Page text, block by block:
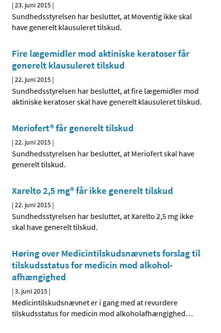
|23. juni 2015 |
Sundhedsstyrelsen har besluttet, at Moventig ikke skal
have generelt klausuleret tilskud.
Fire lægemidler mod aktiniske keratoser får
generelt klausuleret tilskud
|22. juni 2015 |
Sundhedsstyrelsen har besluttet, at fire lægemidler mod
aktiniske keratoser skal have generelt klausuleret tilskud.
Meriofert® får generelt tilskud
|22. juni 2015 |
Sundhedsstyrelsen har besluttet, at Meriofert skal have
generelt tilskud.
Xarelto 2,5 mg® får ikke generelt tilskud
|22. juni 2015 |
Sundhedsstyrelsen har besluttet, at Xarelto 2,5 mg ikke
skal have generelt tilskud.
Høring over Medicintilskuds­nævnets forslag til
tilskudsstatus for medicin mod alkohol­
afhængighed
|3. juni 2015 |
Medicintilskudsnævnet er i gang med at revurdere
tilskudsstatus for medicin mod alkoholafhængighed…